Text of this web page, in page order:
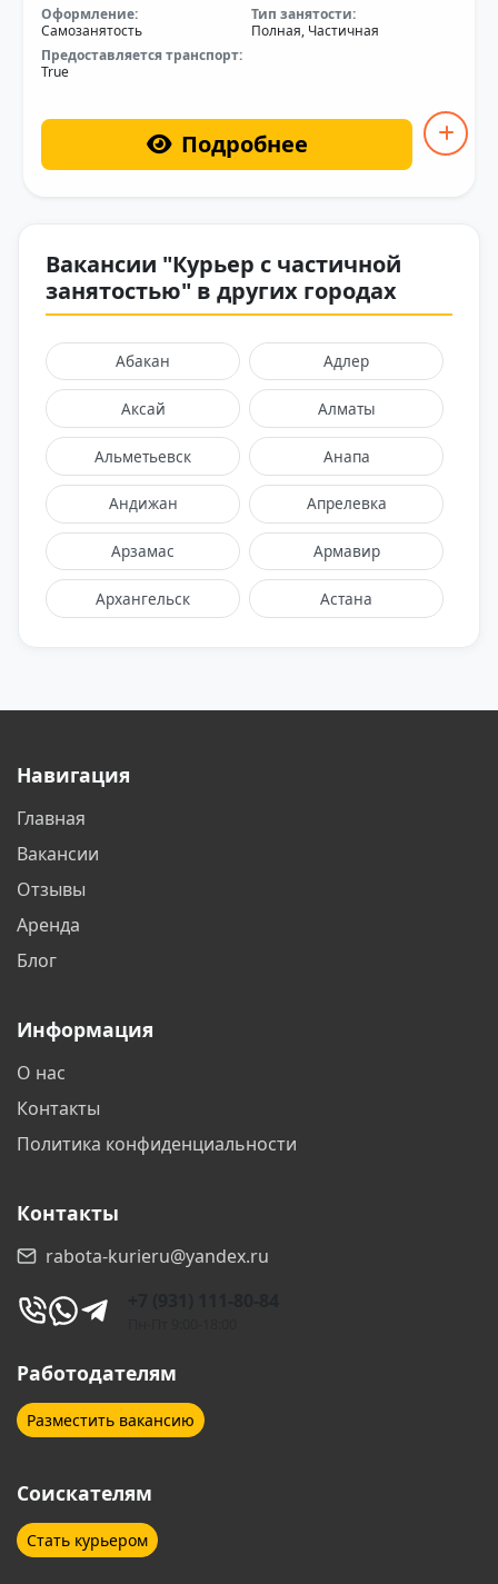
Оформление:
Самозанятость
Тип занятости:
Полная, Частичная
Предоставляется транспорт:
True
Подробнее
Вакансии "Курьер с частичной
занятостью" в других городах
Абакан Адлер
Аксай Алматы
Альметьевск Анапа
Андижан Апрелевка
Арзамас Армавир
Архангельск Астана
Белореченск
Владикавказ
Всеволожск
Гатчина
Дзержинск
Домодедово
Елабуга
Железнодорожный
Навигация
Главная
Вакансии
Отзывы
Аренда
Блог
Информация
О нас
Контакты
Политика конфиденциальности
Контакты
rabota-kurieru@yandex.ru
Работодателям
Разместить вакансию
Соискателям
Стать курьером